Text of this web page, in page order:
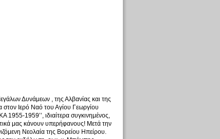
Δυνάμεων , της Αλβανίας και της
Ιερό Ναό του Αγίου Γεωργίου
1959’’, ιδιαίτερα συγκινημένος,
μας κάνουν υπερήφανους! Μετά την
Νεολαία της Βορείου Ηπείρου.